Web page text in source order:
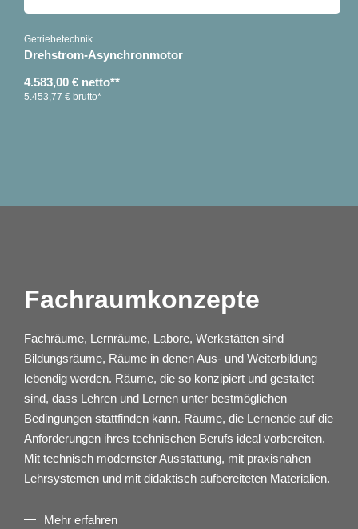
Getriebetechnik
Drehstrom-Asynchronmotor
4.583,00 € netto**
5.453,77 € brutto*
Fachraumkonzepte
Fachräume, Lernräume, Labore, Werkstätten sind
Bildungsräume, Räume in denen Aus- und Weiterbildung
lebendig werden. Räume, die so konzipiert und gestaltet
sind, dass Lehren und Lernen unter bestmöglichen
Bedingungen stattfinden kann. Räume, die Lernende auf die
Anforderungen ihres technischen Berufs ideal vorbereiten.
Mit technisch modernster Ausstattung, mit praxisnahen
Lehrsystemen und mit didaktisch aufbereiteten Materialien.
Mehr erfahren